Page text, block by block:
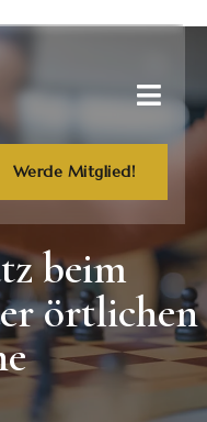
Werde Mitglied!
beim
örtlichen